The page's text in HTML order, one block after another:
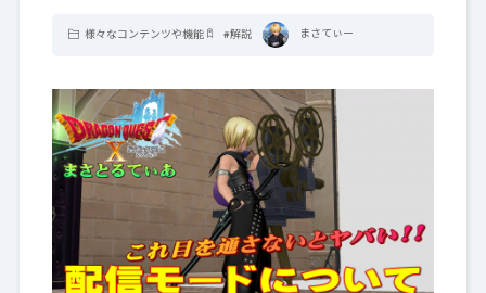
様々なコンテンツや機能 #解説 まさてぃー